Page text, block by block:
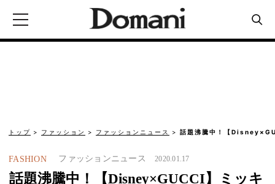
トップ ファッション ファッションニュース 話題沸騰中！【
FASHION ファッションニュース 2020.01.17
話題沸騰中！【Disney×GUCCI】ミッキ